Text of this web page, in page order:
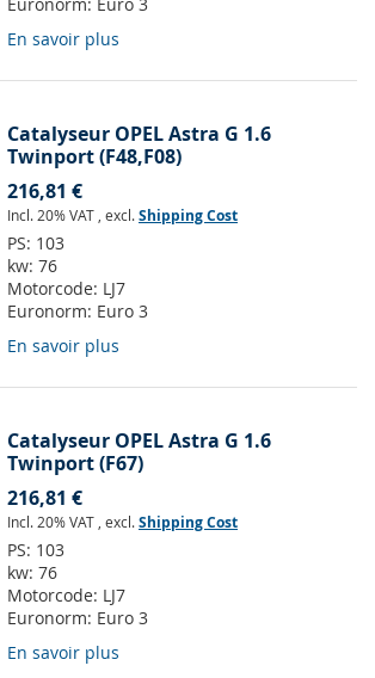
Euronorm: Euro 3
En savoir plus
Catalyseur OPEL Astra G 1.6
Twinport (F48,F08)
216,81 €
Incl. 20% VAT , excl.Shipping Cost
PS: 103
kw: 76
Motorcode: LJ7
Euronorm: Euro 3
En savoir plus
Catalyseur OPEL Astra G 1.6
Twinport (F67)
216,81 €
Incl. 20% VAT , excl.Shipping Cost
PS: 103
kw: 76
Motorcode: LJ7
Euronorm: Euro 3
En savoir plus